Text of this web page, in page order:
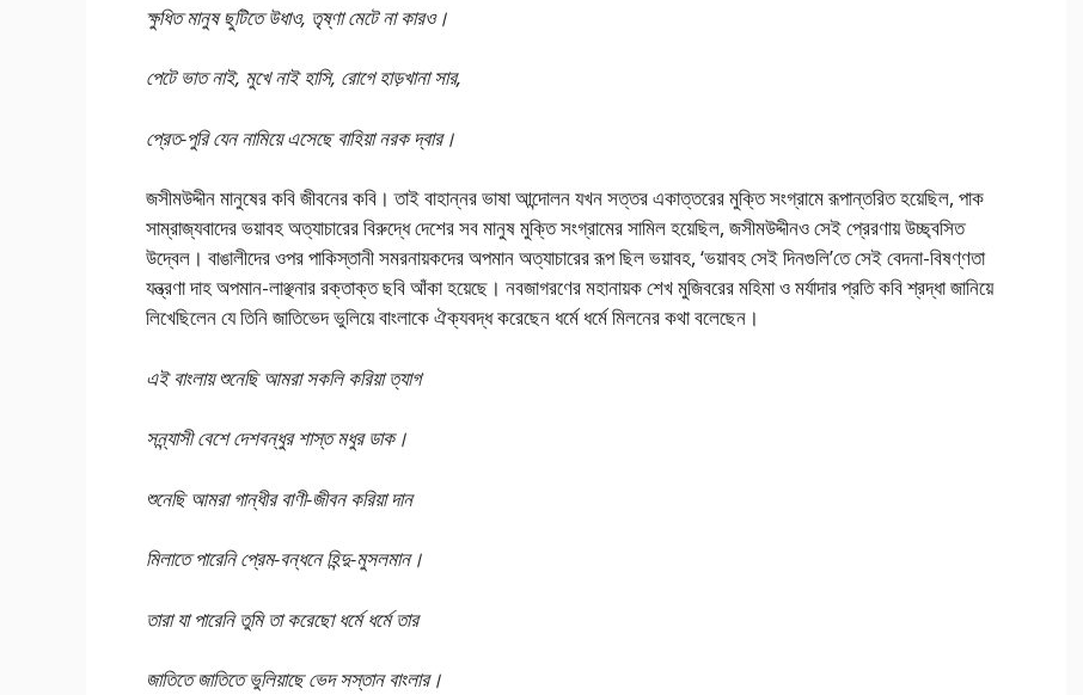
ক্ষুধিত মানুষ ছুটিতে উধাও, তৃষ্ণা মেটে না কারও।
পেটে ভাত নাই, মুখে নাই হাসি, রোগে হাড়খানা সার,
প্রেত-পুরি যেন নামিয়ে এসেছে বাহিয়া নরক দ্বার।
জসীমউদ্দীন মানুষের কবি জীবনের কবি। তাই বাহান্নর ভাষা আন্দোলন যখন সত্তর একাত্তরের মুক্তি সংগ্রামে রূপান্তরিত হয়েছিল, পাক
সাম্রাজ্যবাদের ভয়াবহ অত্যাচারের বিরুদ্ধে দেশের সব মানুষ মুক্তি সংগ্রামের সামিল হয়েছিল, জসীমউদ্দীনও সেই প্রেরণায় উচ্ছ্বসিত
উদ্বেল। বাঙালীদের ওপর পাকিস্তানী সমরনায়কদের অপমান অত্যাচারের রূপ ছিল ভয়াবহ, ‘ভয়াবহ সেই দিনগুলি’তে সেই বেদনা-বিষণ্ণতা
যন্ত্রণা দাহ অপমান-লাঞ্ছনার রক্তাক্ত ছবি আঁকা হয়েছে। নবজাগরণের মহানায়ক শেখ মুজিবরের মহিমা ও মর্যাদার প্রতি কবি শ্রদ্ধা জানিয়ে
লিখেছিলেন যে তিনি জাতিভেদ ভুলিয়ে বাংলাকে ঐক্যবদ্ধ করেছেন ধর্মে ধর্মে মিলনের কথা বলেছেন।
এই বাংলায় শুনেছি আমরা সকলি করিয়া ত্যাগ
সন্ন্যাসী বেশে দেশবন্ধুর শাস্ত মধুর ডাক।
শুনেছি আমরা গান্ধীর বাণী-জীবন করিয়া দান
মিলাতে পারেনি প্রেম-বন্ধনে হিন্দু-মুসলমান।
তারা যা পারেনি তুমি তা করেছো ধর্মে ধর্মে তার
জাতিতে জাতিতে ভুলিয়াছে ভেদ সস্তান বাংলার।